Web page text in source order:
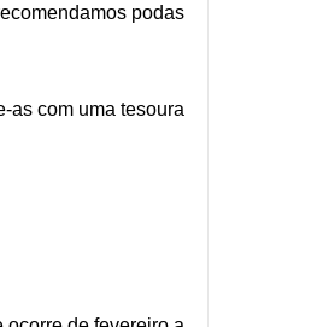
podas
as com uma tesoura